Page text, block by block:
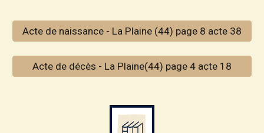
Acte de naissance - La Plaine (44) page 8 acte 38
Acte de décès - La Plaine(44) page 4 acte 18